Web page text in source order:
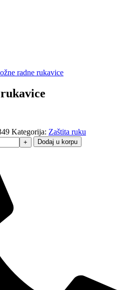
radne rukavice
Kategorija: Zaštita ruku
+ Dodaj u korpu